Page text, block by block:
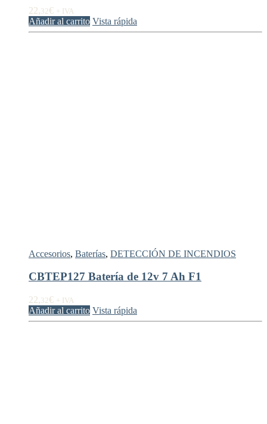
22,32€ + IVA
Añadir al carrito Vista rápida
Accesorios, Baterías, DETECCIÓN DE INCENDIOS
CBTEP127 Batería de 12v 7 Ah F1
22,32€ + IVA
Añadir al carrito Vista rápida